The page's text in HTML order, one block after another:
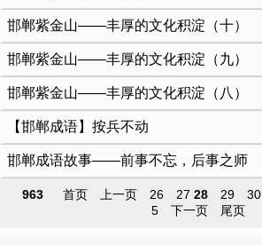
邯郸紫金山——丰厚的文化积淀（十）
邯郸紫金山——丰厚的文化积淀（九）
邯郸紫金山——丰厚的文化积淀（八）
【邯郸成语】按兵不动
邯郸成语故事——前事不忘，后事之师
963 首页 上一页 26 27 28 29 30
5
下一页 尾页